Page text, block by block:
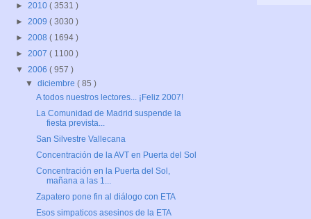
► 2010 ( 3531 )
► 2009 ( 3030 )
► 2008 ( 1694 )
► 2007 ( 1100 )
▼ 2006 ( 957 )
▼diciembre( 85 )
A todos nuestros lectores... ¡Feliz 2007!
La Comunidad de Madrid suspende la
fiesta prevista...
San Silvestre Vallecana
Concentración de la AVT en Puerta del Sol
Concentración en la Puerta del Sol,
mañana a las 1...
Zapatero pone fin al diálogo con ETA
Esos simpaticos asesinos de la ETA